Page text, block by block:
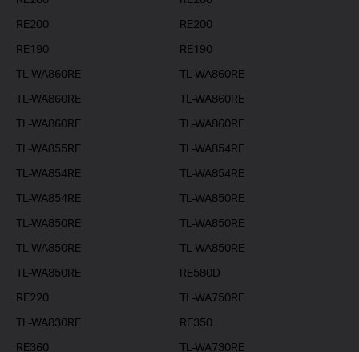
RE200
RE200
RE190
RE190
TL-WA860RE
TL-WA860RE
TL-WA860RE
TL-WA860RE
TL-WA860RE
TL-WA860RE
TL-WA855RE
TL-WA854RE
TL-WA854RE
TL-WA854RE
TL-WA854RE
TL-WA850RE
TL-WA850RE
TL-WA850RE
TL-WA850RE
TL-WA850RE
TL-WA850RE
RE580D
RE220
TL-WA750RE
TL-WA830RE
RE350
RE360
TL-WA730RE